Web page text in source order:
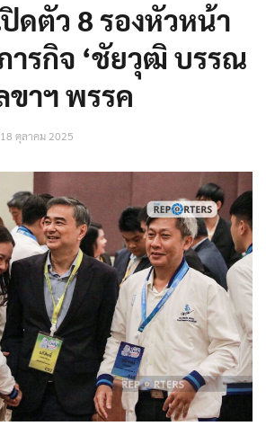
ปิดตัว 8 รองหัวหน้า
ารกิจ ‘ชัยวุฒิ บรรณ
ขาฯ พรรค
18 ตุลาคม 2025